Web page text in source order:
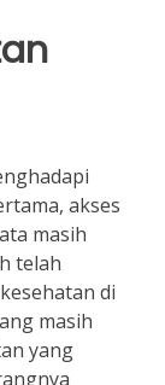
akses
masih
telah
di
masih
yang